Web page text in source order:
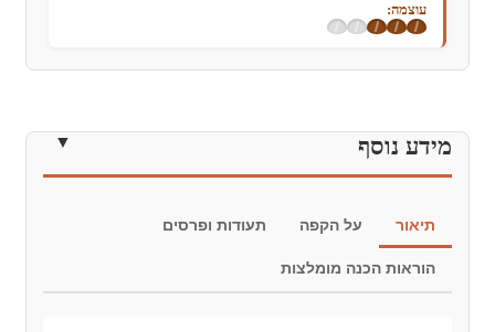
עוצמה:
מידע נוסף
תיאור על הקפה תעודות ופרסים
הוראות הכנה מומלצות